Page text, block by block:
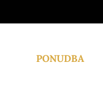
PONUDBA